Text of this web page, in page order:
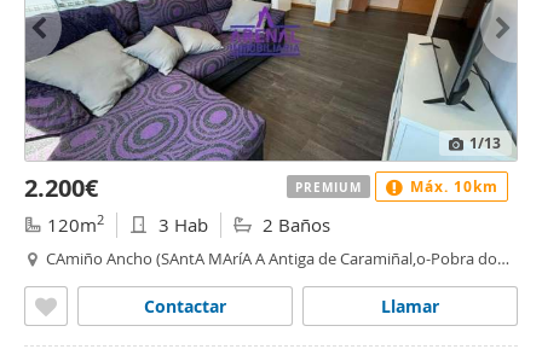
1/13
2.200€
120m2 3 Hab 2 Baños
CAmiño Ancho (SAntA MAríA A Antiga de Caramiñal,o-Pobra do
Llamar
Contactar
PREMIUM Máx. 10km